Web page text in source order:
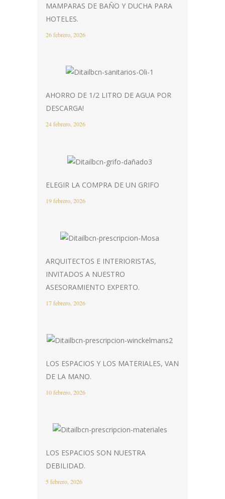
MAMPARAS DE BAÑO Y DUCHA PARA
HOTELES.
26 febrero, 2026
AHORRO DE 1/2 LITRO DE AGUA POR
DESCARGA!
24 febrero, 2026
ELEGIR LA COMPRA DE UN GRIFO
19 febrero, 2026
ARQUITECTOS E INTERIORISTAS,
INVITADOS A NUESTRO
ASESORAMIENTO EXPERTO.
17 febrero, 2026
LOS ESPACIOS Y LOS MATERIALES, VAN
DE LA MANO.
10 febrero, 2026
LOS ESPACIOS SON NUESTRA
DEBILIDAD.
5 febrero, 2026